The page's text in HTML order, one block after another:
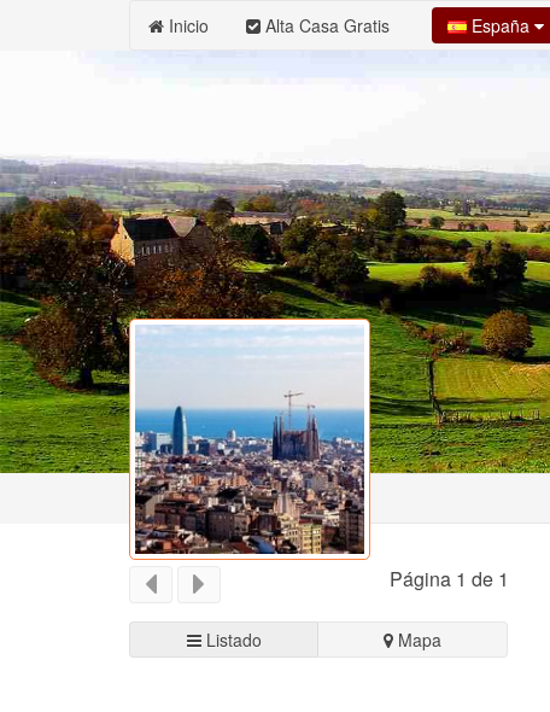
Inicio Alta Casa Gratis España
Página 1 de 1
Listado Mapa